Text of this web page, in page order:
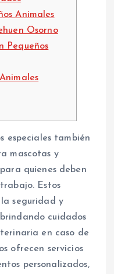
Animales
Osorno
Pequeños
especiales también
mascotas y
quienes deben
Estos
seguridad y
cuidados
en caso de
ofrecen servicios
personalizados,